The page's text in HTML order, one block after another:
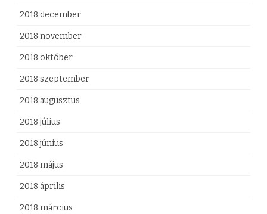
2018 december
2018 november
2018 október
2018 szeptember
2018 augusztus
2018 július
2018 június
2018 május
2018 április
2018 március